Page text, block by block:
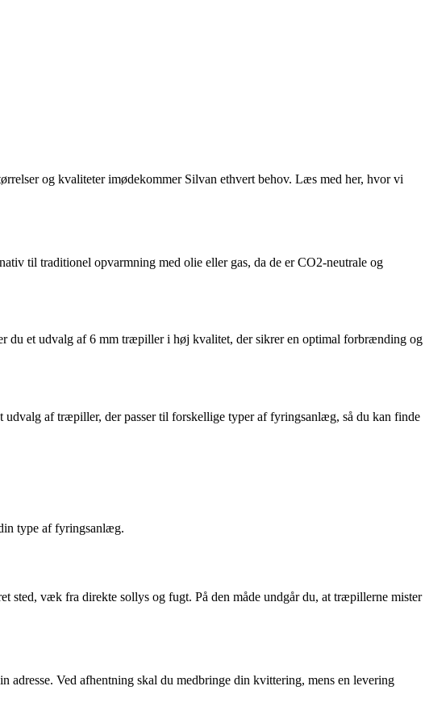
og kvaliteter imødekommer Silvan ethvert behov. Læs med her, hvor vi
til traditionel opvarmning med olie eller gas, da de er CO2-neutrale og
du et udvalg af 6 mm træpiller i høj kvalitet, der sikrer en optimal forbrænding og
af træpiller, der passer til forskellige typer af fyringsanlæg, så du kan finde
type af fyringsanlæg.
væk fra direkte sollys og fugt. På den måde undgår du, at træpillerne mister
Ved afhentning skal du medbringe din kvittering, mens en levering